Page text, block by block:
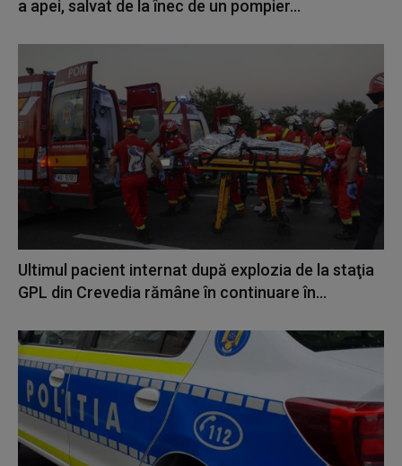
a apei, salvat de la înec de un pompier...
Ultimul pacient internat după explozia de la staţia
GPL din Crevedia rămâne în continuare în...